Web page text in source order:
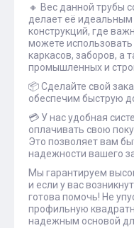
🔸 Вес данной трубы
делает её
конструкций, где
можете
каркасов, заборов, а
промышленных и
📦 Сделайте свой
обеспечим быструю
💳 У нас удобная
оплачивать свою
Это позволяет вам
надежности вашего
Мы гарантируем
и если у вас
готова помочь! Не
профильную
надежным основой